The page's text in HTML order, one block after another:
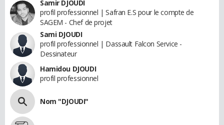
Samir DJOUDI
profil professionnel | Safran E.S pour le compte de
SAGEM - Chef de projet
Sami DJOUDI
profil professionnel | Dassault Falcon Service -
Dessinateur
Hamidou DJOUDI
profil professionnel
Nom "DJOUDI"